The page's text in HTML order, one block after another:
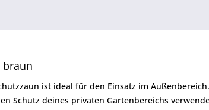
braun
ist ideal für den Einsatz im
Schutz deines privaten Gartenbereichs